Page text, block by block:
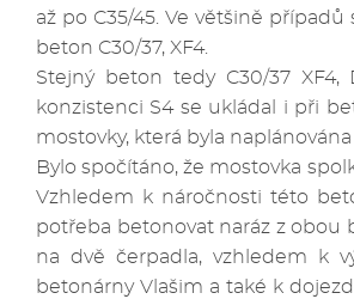
až po C35/45. Ve většině případů
beton C30/37, XF4.
Stejný beton tedy C30/37 XF4,
konzistenci S4 se ukládal i při
mostovky, která byla naplánována
Bylo spočítáno, že mostovka
Vzhledem k náročnosti této
potřeba betonovat naráz z obou
na dvě čerpadla, vzhledem k
betonárny Vlašim a také k